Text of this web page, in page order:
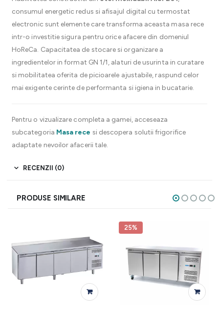
consumul energetic redus si afisajul digital cu termostat
electronic sunt elemente care transforma aceasta masa rece
intr-o investitie sigura pentru orice afacere din domeniul
HoReCa. Capacitatea de stocare si organizare a
ingredientelor in format GN 1/1, alaturi de usurinta in curatare
si mobilitatea oferita de picioarele ajustabile, raspund celor
mai exigente cerinte de performanta si igiena in bucatarie.
Pentru o vizualizare completa a gamei, acceseaza
subcategoria Masa rece si descopera solutii frigorifice
adaptate nevoilor afacerii tale.
RECENZII (0)
PRODUSE SIMILARE
25%